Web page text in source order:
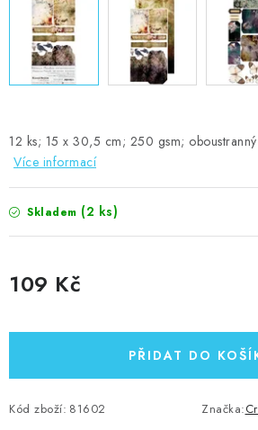
12 ks; 15 x 30,5 cm; 250 gsm; oboustranný
Více informací
Skladem (2 ks)
109 Kč
PŘIDAT DO
Kód zboží: 81602 Značka: